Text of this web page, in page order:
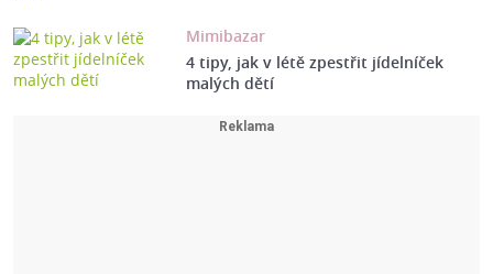
Mimibazar
4 tipy, jak v létě zpestřit jídelníček
malých dětí